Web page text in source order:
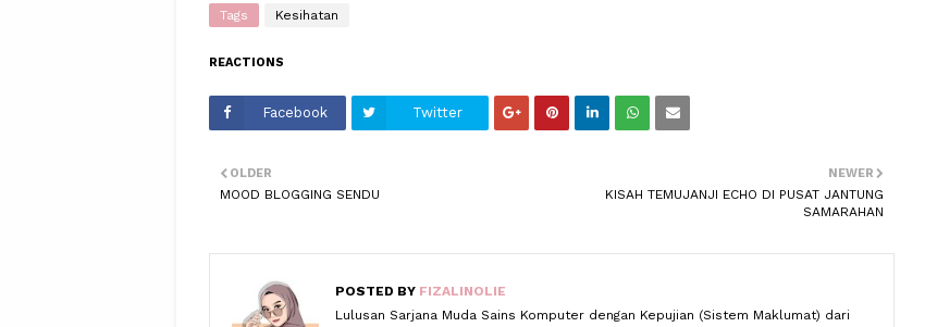
Tags Kesihatan
REACTIONS
Facebook Twitter
NEWER
KISAH TEMUJANJI ECHO DI PUSAT JANTUNG
SAMARAHAN
OLDER
MOOD BLOGGING SENDU
POSTED BY FIZALINOLIE
Lulusan Sarjana Muda Sains Komputer dengan Kepujian (Sistem Maklumat) dari